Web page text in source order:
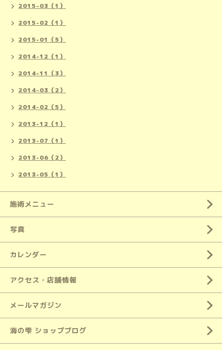
2015-03（1）
2015-02（1）
2015-01（5）
2014-12（1）
2014-11（3）
2014-03（2）
2014-02（5）
2013-12（1）
2013-07（1）
2013-06（2）
2013-05（1）
施術メニュー
写真
カレンダー
アクセス・店舗情報
メールマガジン
海の雫 ショップブログ